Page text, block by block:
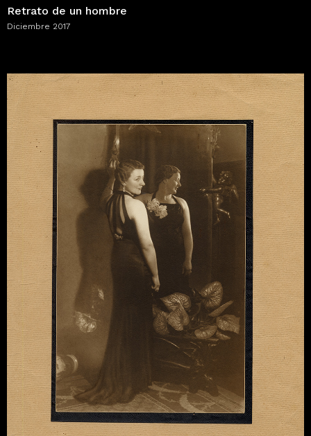
Retrato de un hombre
Diciembre 2017